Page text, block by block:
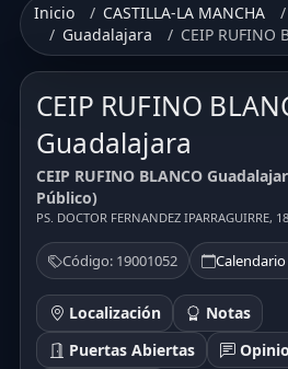
Inicio CASTILLA-LA MANCHA
Guadalajara
CEIP RUFINO
CEIP RUFINO
Guadalajara
CEIP RUFINO BLANCO
Público)
PS. DOCTOR FERNANDEZ IPARRAGUIRRE,
Código: 19001052
Localización
Notas
Puertas Abiertas